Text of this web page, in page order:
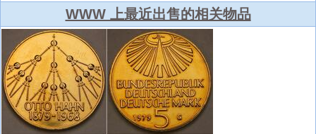
WWW 上最近出售的相关物品